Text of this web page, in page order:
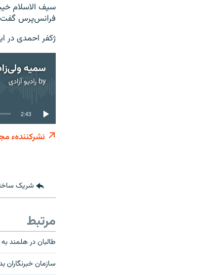
سیف‌ الاسلام
فرانس‌پرس گفت
ژکفر احمدی در
by رادیو آزادی
2:43
نشرکنندهء
شریک
مرتبط
طالبان در هلمند
سازمان خبرنگاران